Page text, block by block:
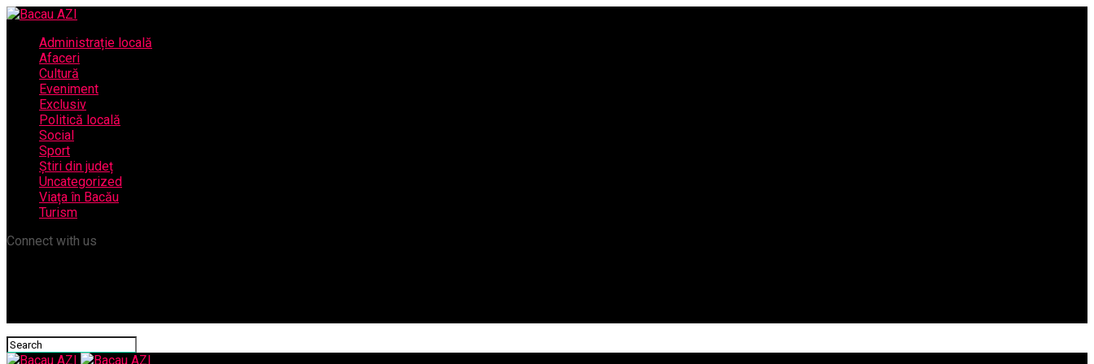
Administrație locală
Afaceri
Cultură
Eveniment
Exclusiv
Politică locală
Social
Sport
Știri din județ
Uncategorized
Viața în Bacău
Turism
Connect with us